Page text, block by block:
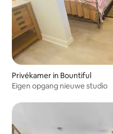
Privékamer in Bountiful
Eigen opgang nieuwe studio